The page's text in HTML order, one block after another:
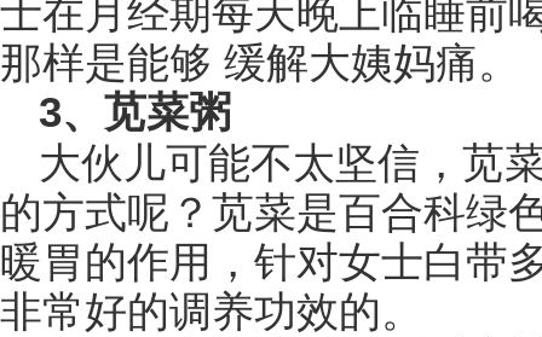
士在月经期每天晚上临睡前
那样是能够 缓解大姨妈痛。
3、苋菜粥
大伙儿可能不太坚信，苋
的方式呢？苋菜是百合科绿
暖胃的作用，针对女士白带
非常好的调养功效的。